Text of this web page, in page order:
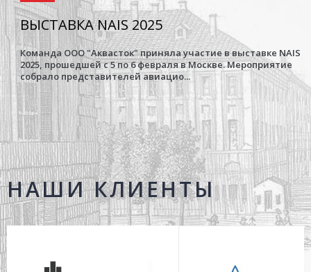
ВЫСТАВКА NAIS 2025
Команда ООО "Аквасток" приняла участие в выставке NAIS
2025, прошедшей с 5 по 6 февраля в Москве. Мероприятие
собрало представителей авиацио...
НАШИ КЛИЕНТЫ